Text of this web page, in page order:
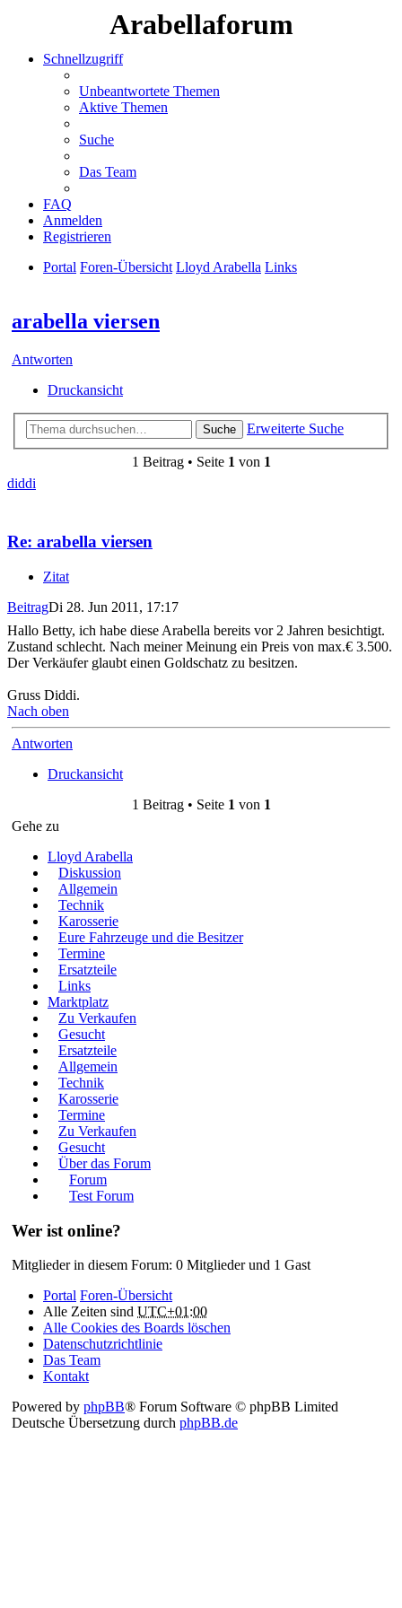
Arabellaforum
Schnellzugriff
Unbeantwortete Themen
Aktive Themen
Suche
Das Team
FAQ
Anmelden
Registrieren
Portal Foren-Übersicht Lloyd Arabella Links
arabella viersen
Antworten
Druckansicht
Suche Erweiterte Suche
1 Beitrag • Seite 1 von 1
diddi
Re: arabella viersen
Zitat
BeitragDi 28. Jun 2011, 17:17
Hallo Betty, ich habe diese Arabella bereits vor 2 Jahren besichtigt.
Zustand schlecht. Nach meiner Meinung ein Preis von max.€ 3.500.
Der Verkäufer glaubt einen Goldschatz zu besitzen.
Gruss Diddi.
Nach oben
Antworten
Druckansicht
1 Beitrag • Seite 1 von 1
Gehe zu
Lloyd Arabella
Diskussion
Allgemein
Technik
Karosserie
Eure Fahrzeuge und die Besitzer
Termine
Ersatzteile
Links
Marktplatz
Zu Verkaufen
Gesucht
Ersatzteile
Allgemein
Technik
Karosserie
Termine
Zu Verkaufen
Gesucht
Über das Forum
Forum
Test Forum
Wer ist online?
Mitglieder in diesem Forum: 0 Mitglieder und 1 Gast
Portal Foren-Übersicht
Alle Zeiten sind UTC+01:00
Alle Cookies des Boards löschen
Datenschutzrichtlinie
Das Team
Kontakt
Powered by phpBB® Forum Software © phpBB Limited
Deutsche Übersetzung durch phpBB.de